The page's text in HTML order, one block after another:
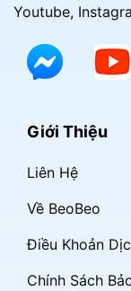
Youtube,
Giới Thiệu
Liên Hệ
Về BeoBeo
Điều Khoản
Chính Sách